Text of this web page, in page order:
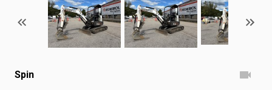
Spin